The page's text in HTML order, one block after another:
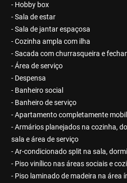
- Hobby box
- Sala de estar
- Sala de jantar espaçosa
- Cozinha ampla com ilha
- Sacada com churrasqueira e
- Área de serviço
- Despensa
- Banheiro social
- Banheiro de serviço
- Apartamento completamente
- Armários planejados na cozinha,
sala e área de serviço
- Ar-condicionado split na sala,
- Piso vinílico nas áreas sociais e
- Piso laminado de madeira na área